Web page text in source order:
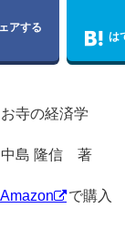
アする
は
寺の経済学
島 隆信 著
Amazon で購入